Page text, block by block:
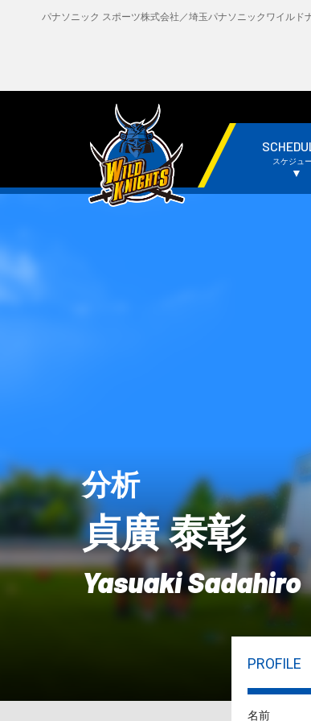
パナソニック スポーツ株式会社／埼玉パナソニックワイルド
スケジュ
▼
・試合日程・結果
・チームスケジュ
分析
貞廣 泰彰
Yasuaki Sadahiro
PROFILE
名前